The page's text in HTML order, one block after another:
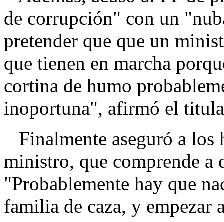
de corrupción" con un
pretender que que un
que tienen en marcha
cortina de humo
inoportuna", afirmó el
Finalmente aseguró a
ministro, que comprende a
"Probablemente hay que
familia de caza, y empezar